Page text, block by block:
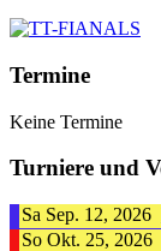
Termine
Keine Termine
Turniere und
Sa Sep. 12, 2026
So Okt. 25, 2026